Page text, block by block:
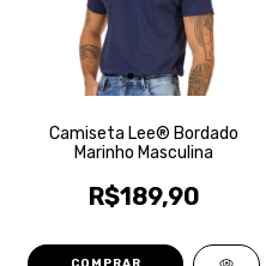
Camiseta Lee® Bordado
Marinho Masculina
R$189,90